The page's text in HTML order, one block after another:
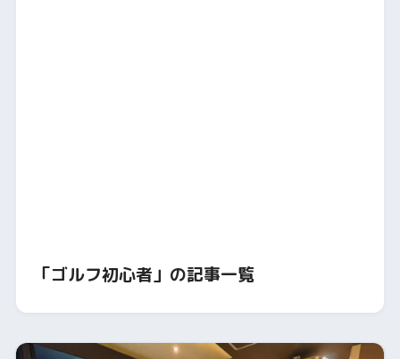
「ゴルフ初心者」の記事一覧